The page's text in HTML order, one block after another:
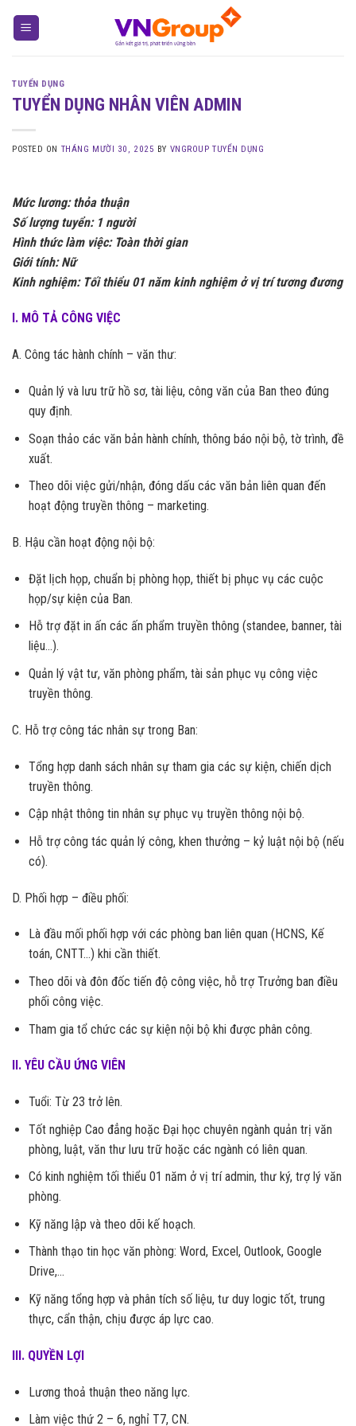
TUYỂN DỤNG
TUYỂN DỤNG NHÂN VIÊN ADMIN
POSTED ON THÁNG MƯỜI 30, 2025 BY VNGROUP TUYỂN DỤNG
Mức lương: thỏa thuận
Số lượng tuyển: 1 người
Hình thức làm việc: Toàn thời gian
Giới tính: Nữ
Kinh nghiệm: Tối thiểu 01 năm kinh nghiệm ở vị trí tương đương
I. MÔ TẢ CÔNG VIỆC
A. Công tác hành chính – văn thư:
Quản lý và lưu trữ hồ sơ, tài liệu, công văn của Ban theo đúng
quy định.
Soạn thảo các văn bản hành chính, thông báo nội bộ, tờ trình, đề
xuất.
Theo dõi việc gửi/nhận, đóng dấu các văn bản liên quan đến
hoạt động truyền thông – marketing.
B. Hậu cần hoạt động nội bộ:
Đặt lịch họp, chuẩn bị phòng họp, thiết bị phục vụ các cuộc
họp/sự kiện của Ban.
Hỗ trợ đặt in ấn các ấn phẩm truyền thông (standee, banner, tài
liệu…).
Quản lý vật tư, văn phòng phẩm, tài sản phục vụ công việc
truyền thông.
C. Hỗ trợ công tác nhân sự trong Ban:
Tổng hợp danh sách nhân sự tham gia các sự kiện, chiến dịch
truyền thông.
Cập nhật thông tin nhân sự phục vụ truyền thông nội bộ.
Hỗ trợ công tác quản lý công, khen thưởng – kỷ luật nội bộ (nếu
có).
D. Phối hợp – điều phối:
Là đầu mối phối hợp với các phòng ban liên quan (HCNS, Kế
toán, CNTT…) khi cần thiết.
Theo dõi và đôn đốc tiến độ công việc, hỗ trợ Trưởng ban điều
phối công việc.
Tham gia tổ chức các sự kiện nội bộ khi được phân công.
II. YÊU CẦU ỨNG VIÊN
Tuổi: Từ 23 trở lên.
Tốt nghiệp Cao đẳng hoặc Đại học chuyên ngành quản trị văn
phòng, luật, văn thư lưu trữ hoặc các ngành có liên quan.
Có kinh nghiệm tối thiểu 01 năm ở vị trí admin, thư ký, trợ lý văn
phòng.
Kỹ năng lập và theo dõi kế hoạch.
Thành thạo tin học văn phòng: Word, Excel, Outlook, Google
Drive,…
Kỹ năng tổng hợp và phân tích số liệu, tư duy logic tốt, trung
thực, cẩn thận, chịu được áp lực cao.
III. QUYỀN LỢI
Lương thoả thuận theo năng lực.
Làm việc thứ 2 – 6, nghỉ T7, CN.